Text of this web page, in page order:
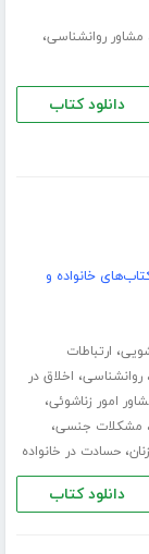
مشاور روانشناسی،
دانلود کتاب
خانواده و
، ارتباطات
،روانشناسی، اخلاق در
امور زناشوئی،
، مشکلات جنسی،
،حسادت در خانواده
دانلود کتاب